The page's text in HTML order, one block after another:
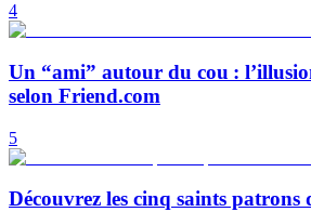
4
Un “ami” autour du cou :
selon Friend.com
5
Découvrez les cinq saints patrons